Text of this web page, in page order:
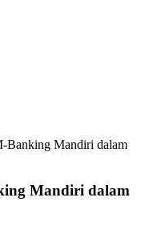
Banking Mandiri dalam
Mandiri dalam